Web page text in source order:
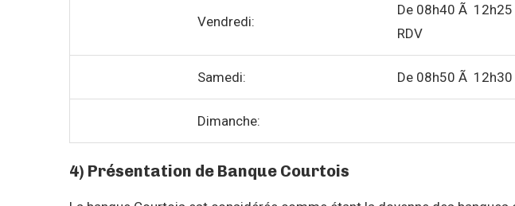
Vendredi:
De 08h40 Ã
RDV
Samedi: De 08h50 Ã 12h30
Dimanche:
4) Présentation de Banque Courtois